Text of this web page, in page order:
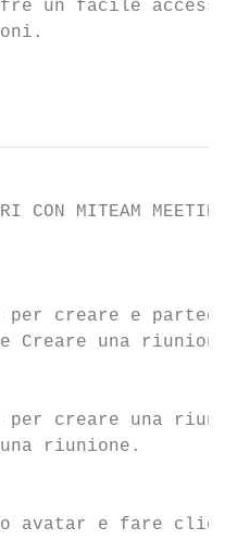
offre un facile
CON MITEAM MEETINGS
per creare e
Creare una riunione.
per creare una
riunione.
avatar e fare clic